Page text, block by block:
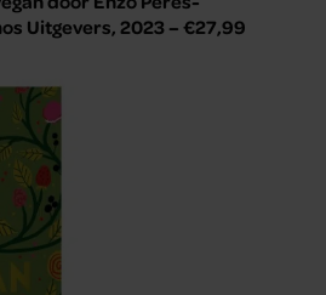
Uitgevers, 2023 – €27,99